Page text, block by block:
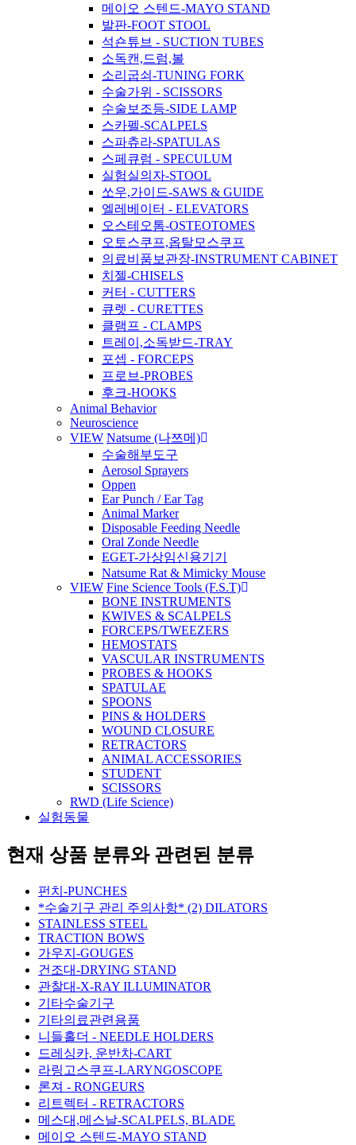
메이오 스텐드-MAYO STAND
발판-FOOT STOOL
석숀튜브 - SUCTION TUBES
소독캔,드럼,볼
소리굽쇠-TUNING FORK
수술가위 - SCISSORS
수술보조등-SIDE LAMP
스카펠-SCALPELS
스파츄라-SPATULAS
스페큐럼 - SPECULUM
실험실의자-STOOL
쏘우,가이드-SAWS & GUIDE
엘레베이터 - ELEVATORS
오스테오톰-OSTEOTOMES
오토스쿠프,옵탈모스쿠프
의료비품보관장-INSTRUMENT CABINET
치젤-CHISELS
커터 - CUTTERS
큐렛 - CURETTES
클램프 - CLAMPS
트레이,소독받드-TRAY
포셉 - FORCEPS
프로브-PROBES
후크-HOOKS
Animal Behavior
Neuroscience
VIEW Natsume (나쯔메)
수술해부도구
Aerosol Sprayers
Oppen
Ear Punch / Ear Tag
Animal Marker
Disposable Feeding Needle
Oral Zonde Needle
EGET-가상임신용기기
Natsume Rat & Mimicky Mouse
VIEW Fine Science Tools (F.S.T)
BONE INSTRUMENTS
KWIVES & SCALPELS
FORCEPS/TWEEZERS
HEMOSTATS
VASCULAR INSTRUMENTS
PROBES & HOOKS
SPATULAE
SPOONS
PINS & HOLDERS
WOUND CLOSURE
RETRACTORS
ANIMAL ACCESSORIES
STUDENT
SCISSORS
RWD (Life Science)
실험동물
현재 상품 분류와 관련된 분류
펀치-PUNCHES
*수술기구 관리 주의사항* (2) DILATORS
STAINLESS STEEL
TRACTION BOWS
가우지-GOUGES
건조대-DRYING STAND
관찰대-X-RAY ILLUMINATOR
기타수술기구
기타의료관련용품
니들홀더 - NEEDLE HOLDERS
드레싱카, 운반차-CART
라링고스쿠프-LARYNGOSCOPE
론져 - RONGEURS
리트렉터 - RETRACTORS
메스대,메스날-SCALPELS, BLADE
메이오 스텐드-MAYO STAND